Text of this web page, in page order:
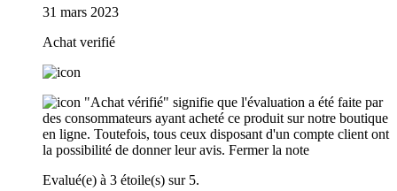
31 mars 2023
Achat verifié
"Achat vérifié" signifie que l'évaluation a été faite par
des consommateurs ayant acheté ce produit sur notre boutique
en ligne. Toutefois, tous ceux disposant d'un compte client ont
la possibilité de donner leur avis. Fermer la note
Evalué(e) à 3 étoile(s) sur 5.